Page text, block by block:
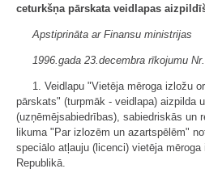
ceturkšņa pārskata veidlapas
Apstiprināta ar Finansu ministrijas
1996.gada 23.decembra rīkojumu
1. Veidlapu "Vietēja mēroga izložu
pārskats" (turpmāk - veidlapa) aizpilda
(uzņēmējsabiedrības), sabiedriskās un
likuma "Par izlozēm un azartspēlēm"
speciālo atļauju (licenci) vietēja
Republikā.